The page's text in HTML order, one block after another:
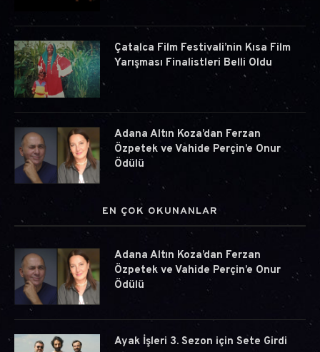
Çatalca Film Festivali’nin Kısa Film
Yarışması Finalistleri Belli Oldu
Adana Altın Koza’dan Ferzan
Özpetek ve Vahide Perçin’e Onur
Ödülü
EN ÇOK OKUNANLAR
Adana Altın Koza’dan Ferzan
Özpetek ve Vahide Perçin’e Onur
Ödülü
Ayak İşleri 3. Sezon için Sete Girdi